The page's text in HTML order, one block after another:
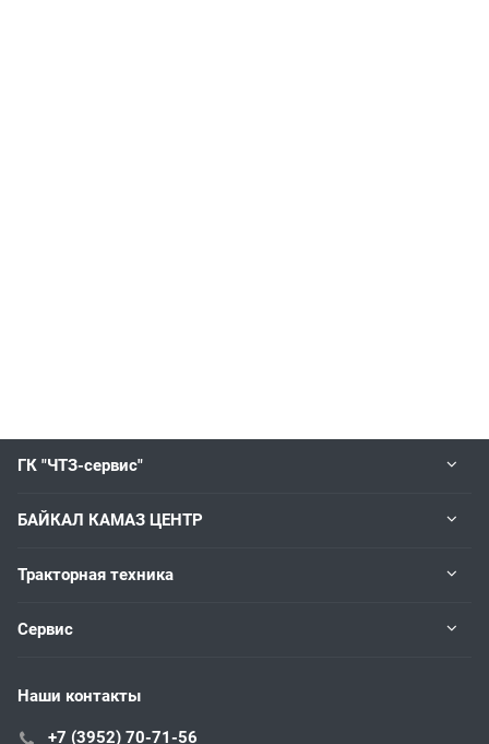
ГК "ЧТЗ-сервис"
БАЙКАЛ КАМАЗ ЦЕНТР
Тракторная техника
Сервис
Наши контакты
+7 (3952) 70-71-56